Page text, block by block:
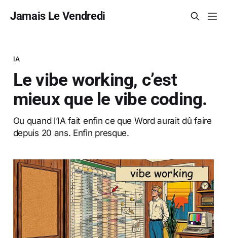
Jamais Le Vendredi
IA
Le vibe working, c’est
mieux que le vibe coding.
Ou quand l’IA fait enfin ce que Word aurait dû faire
depuis 20 ans. Enfin presque.